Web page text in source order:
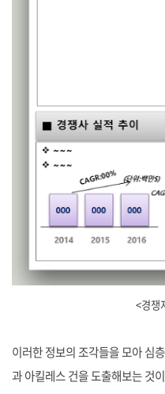
<경쟁
이러한 정보의 조각들을 모아 심
과 아킬레스 건을 도출해보는 것